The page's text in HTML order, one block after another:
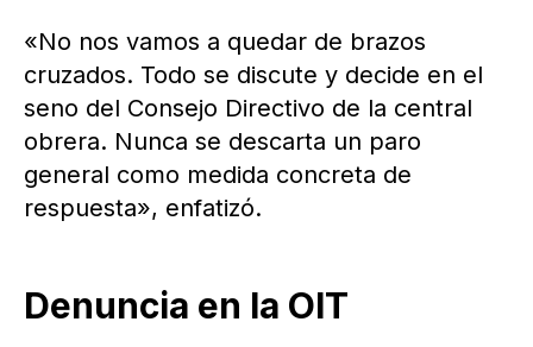
«No nos vamos a quedar de brazos
cruzados. Todo se discute y decide en el
seno del Consejo Directivo de la central
obrera. Nunca se descarta un paro
general como medida concreta de
respuesta», enfatizó.
Denuncia en la OIT